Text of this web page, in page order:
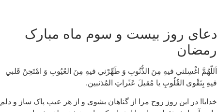
روز بیست و سوم ماه مبارک
اغْسِلني فيهِ مِنَ الذُّنُوبِ وَ طَهِّرْني فيهِ مِنَ العُيُوبِ وَ امْتَحِنْ قَلبي
بِتَقْوى القُلُوبِ يا مُقيلَ عَثَراتِ المُذنبين.
در اين روز روح مرا از گناهان بشوی و از هر عيب پاک ساز و دلم